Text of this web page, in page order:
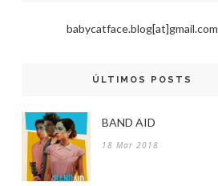
babycatface.blog[at]gmail.com
ÚLTIMOS POSTS
BAND AID
18 Mar 2018